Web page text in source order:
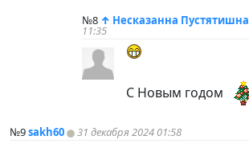
№8 ↑ Несказанна Пустятишна
11:35
С Новым годом
№9sakh60 31 декабря 2024 01:58